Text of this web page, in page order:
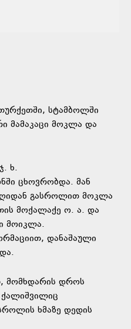
სტამბოლში
მამაკაცი მოკლა და
ხ.
ცხოვრობდა. მან
გასროლით მოკლა
მოქალაქე ო. ა. და
მოიკლა.
დანაშაული
მომხდარის დროს
ხმაზე დედის